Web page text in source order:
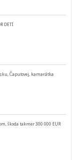
DETÍ
Čaputovej, kamarátka
škoda takmer 300 000 EUR